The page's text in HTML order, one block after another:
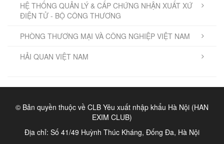
HỆ THỐNG QUẢN LÝ & CẤP CHỨNG NHẬN XUẤT XỨ
ĐIỆN TỬ - BỘ CÔNG THƯƠNG
PHÒNG THƯƠNG MẠI VÀ CÔNG NGHIỆP VIỆT NAM
HẢI QUAN VIỆT NAM
© Bản quyền thuộc về CLB Yêu xuất nhập khẩu Hà Nội (HAN
EXIM CLUB)
Địa chỉ: Số 41/49 Huỳnh Thúc Kháng, Đống Đa, Hà Nội